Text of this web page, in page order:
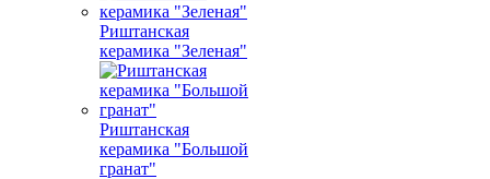
Риштанская
керамика "Зеленая"
Риштанская
керамика "Большой
гранат"